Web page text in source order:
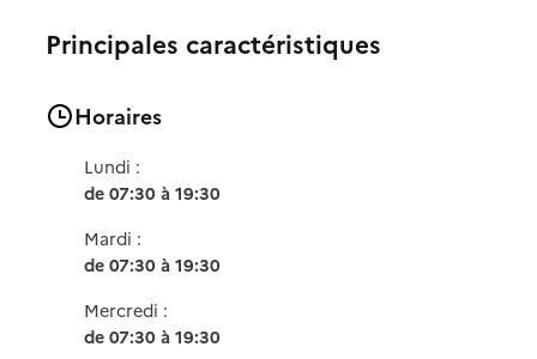
Principales caractéristiques
Horaires
Lundi :
de 07:30 à 19:30
Mardi :
de 07:30 à 19:30
Mercredi :
de 07:30 à 19:30